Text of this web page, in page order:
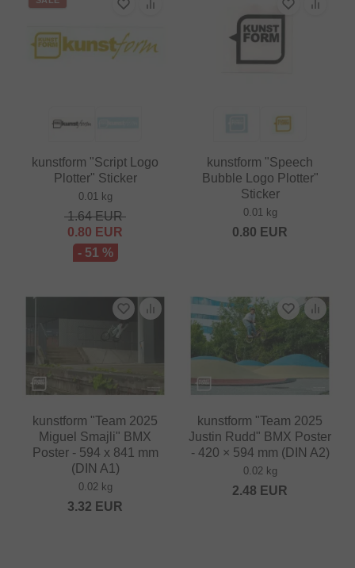
kunstform "Script Logo
Plotter" Sticker
0.01 kg
1.64EUR
0.80 EUR
- 51 %
kunstform "Speech
Bubble Logo Plotter"
Sticker
0.01 kg
0.80 EUR
kunstform "Team 2025
Miguel Smajli" BMX
Poster - 594 x 841 mm
(DIN A1)
0.02 kg
3.32 EUR
kunstform "Team 2025
Justin Rudd" BMX Poster
- 420 × 594 mm (DIN A2)
0.02 kg
2.48 EUR